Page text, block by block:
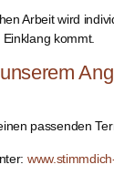
Arbeit wird
kommt.
passenden